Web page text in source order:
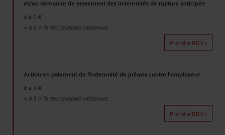
et/ou demande de versement des indemnités de rupture anticipée
0 à 0 €
+0 à 0% des sommes obtenues
Prendre RDV >
Action en paiement de l'indemnité de préavis contre l'employeur
0 à 0 €
+0 à 0% des sommes obtenues
Prendre RDV >